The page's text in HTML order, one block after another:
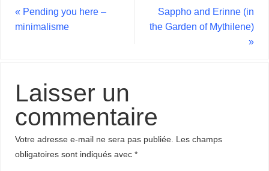
« Pending you here –
minimalisme
Sappho and Erinne (in
the Garden of Mythilene)
»
Laisser un
commentaire
Votre adresse e-mail ne sera pas publiée. Les champs
obligatoires sont indiqués avec*